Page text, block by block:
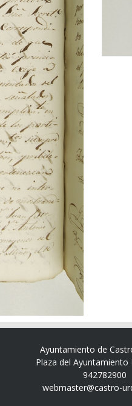
Ayuntamiento de
Plaza del Ayuntamiento
942782900
webmaster@castro-